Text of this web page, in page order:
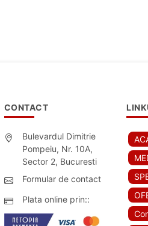
CONTACT
Bulevardul Dimitrie
Pompeiu, Nr. 10A,
Sector 2, Bucuresti
Formular de contact
Plata online prin::